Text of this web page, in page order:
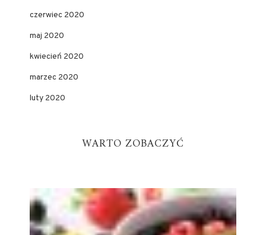
czerwiec 2020
maj 2020
kwiecień 2020
marzec 2020
luty 2020
WARTO ZOBACZYĆ